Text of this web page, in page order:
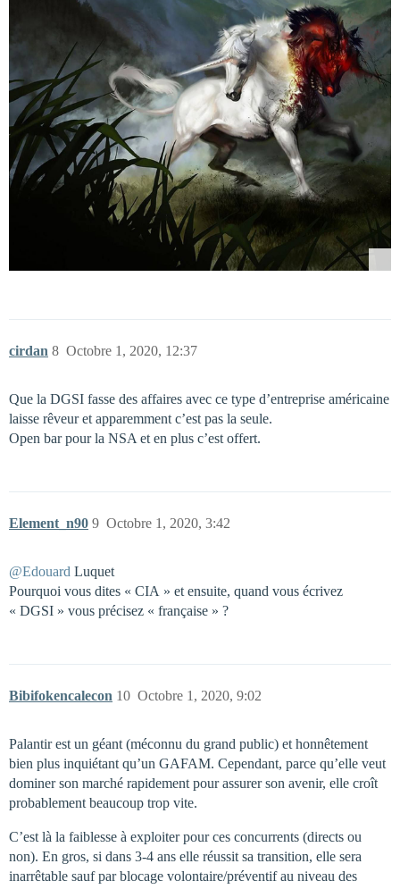
cirdan Octobre 1, 2020, 12:37
8
Que la DGSI fasse des affaires avec ce type d’entreprise américaine
laisse rêveur et apparemment c’est pas la seule.
Open bar pour la NSA et en plus c’est offert.
Element_n90 Octobre 1, 2020, 3:42
9
@Edouard Luquet
Pourquoi vous dites « CIA » et ensuite, quand vous écrivez
« DGSI » vous précisez « française » ?
Bibifokencalecon Octobre 1, 2020, 9:02
10
Palantir est un géant (méconnu du grand public) et honnêtement
bien plus inquiétant qu’un GAFAM. Cependant, parce qu’elle veut
dominer son marché rapidement pour assurer son avenir, elle croît
probablement beaucoup trop vite.
C’est là la faiblesse à exploiter pour ces concurrents (directs ou
non). En gros, si dans 3-4 ans elle réussit sa transition, elle sera
inarrêtable sauf par blocage volontaire/préventif au niveau des